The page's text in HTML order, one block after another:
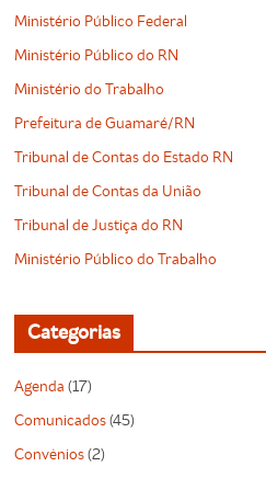
Ministério Público Federal
Ministério Público do RN
Ministério do Trabalho
Prefeitura de Guamaré/RN
Tribunal de Contas do Estado RN
Tribunal de Contas da União
Tribunal de Justiça do RN
Ministério Público do Trabalho
Categorias
Agenda (17)
Comunicados(45)
Convênios(2)